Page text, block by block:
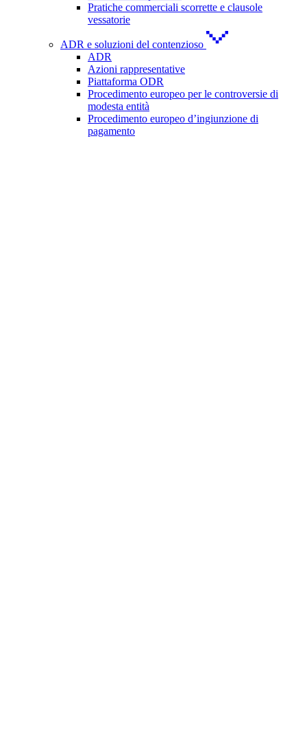
Pratiche commerciali scorrette e clausole
vessatorie
ADR e soluzioni del contenzioso
ADR
Azioni rappresentative
Piattaforma ODR
Procedimento europeo per le controversie di
modesta entità
Procedimento europeo d’ingiunzione di
pagamento